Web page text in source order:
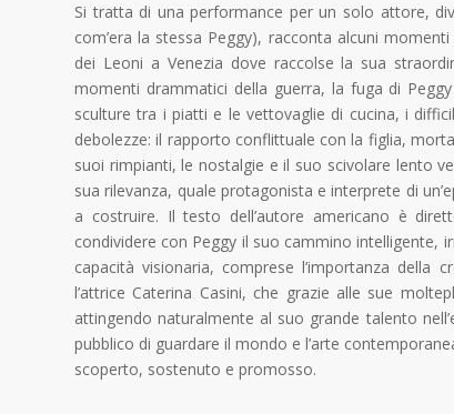
Si tratta di una performance per un solo attore,
com’era la stessa Peggy), racconta alcuni
dei Leoni a Venezia dove raccolse la sua
momenti drammatici della guerra, la fuga di
sculture tra i piatti e le vettovaglie di cucina, i
debolezze: il rapporto conflittuale con la figlia,
suoi rimpianti, le nostalgie e il suo scivolare lento
sua rilevanza, quale protagonista e interprete di
a costruire. Il testo dell’autore americano è
condividere con Peggy il suo cammino intelligente,
capacità visionaria, comprese l’importanza della
l’attrice Caterina Casini, che grazie alle sue
attingendo naturalmente al suo grande talento
pubblico di guardare il mondo e l’arte
scoperto, sostenuto e promosso.